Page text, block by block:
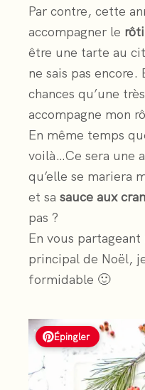
Par contre, cette
accompagner le
être une tarte au
ne sais pas encore.
chances qu’une
accompagne mon
En même temps
voilà…Ce sera une
qu’elle se mariera
et sa sauce aux
pas ?
En vous
principal de Noël,
formidable 🙂
Épingler